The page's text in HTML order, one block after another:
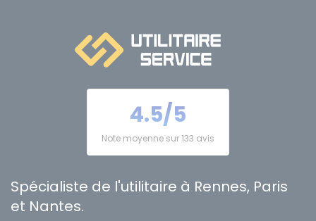
4.5/5
Note moyenne sur 133 avis
Spécialiste de l'utilitaire à Rennes, Paris
et Nantes.